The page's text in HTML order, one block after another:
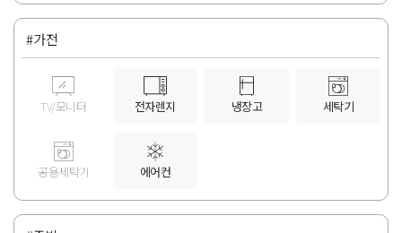
#가전
TV/모니터 전자렌지 냉장고 세탁기
공용세탁기 에어컨